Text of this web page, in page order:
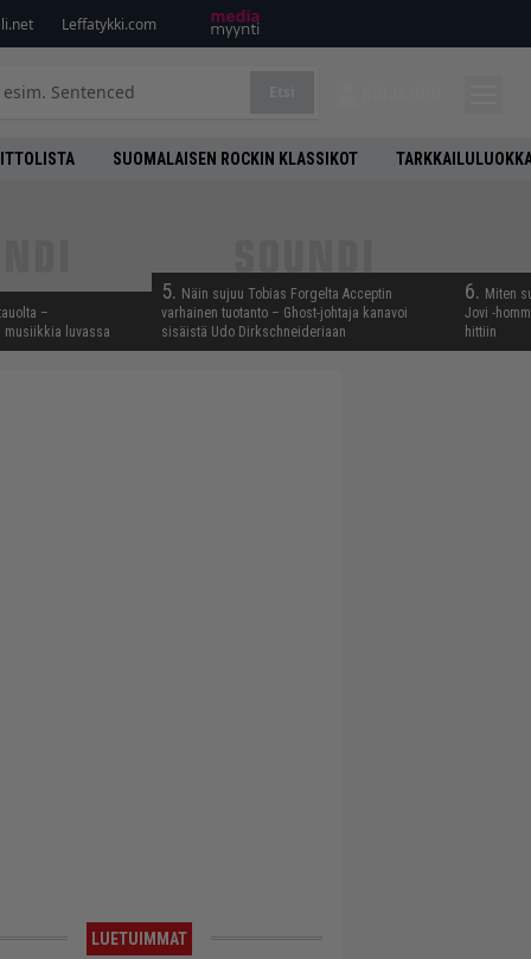
Leffatykki.com
SUOMALAISEN ROCKIN KLASSIKOT
–
musiikkia luvassa
5. Näin sujuu Tobias Forgelta Acceptin
varhainen tuotanto – Ghost-johtaja kanavoi
sisäistä Udo Dirkschneideriaan
6. Miten
Jovi -
hittiin
LUETUIMMAT